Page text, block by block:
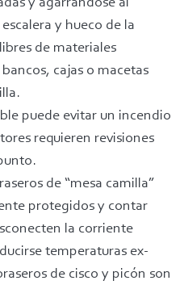
y agarrándose al
y hueco de la
de materiales
cajas o macetas
puede evitar un incendio
requieren revisiones
de “mesa camilla”
protegidos y contar
la corriente
temperaturas ex­
de cisco y picón son